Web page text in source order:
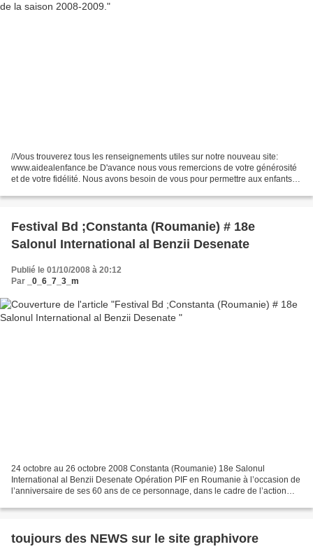
//Vous trouverez tous les renseignements utiles sur notre nouveau site:
www.aidealenfance.be D'avance nous vous remercions de votre générosité
et de votre fidélité. Nous avons besoin de vous pour permettre aux enfants
Festival Bd ;Constanta (Roumanie) # 18e
Salonul International al Benzii Desenate
Publié le 01/10/2008 à 20:12
Par
_0_6_7_3_m
24 octobre au 26 octobre 2008 Constanta (Roumanie) 18e Salonul
International al Benzii Desenate Opération PIF en Roumanie à l’occasion de
l’anniversaire de ses 60 ans de ce personnage, dans le cadre de l’action
toujours des NEWS sur le site graphivore